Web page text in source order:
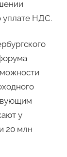
уплате НДС.
у
20 млн